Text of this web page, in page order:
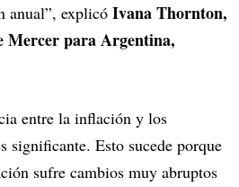
anual”, explicó Ivana Thornton,
Mercer para Argentina,
entre la inflación y los
significante. Esto sucede porque
sufre cambios muy abruptos